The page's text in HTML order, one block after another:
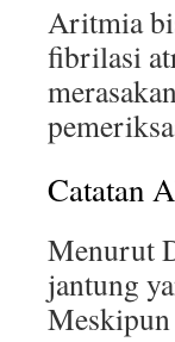
Aritmia
fibrilasi
Catatan
Menurut
jantung
Meskipun